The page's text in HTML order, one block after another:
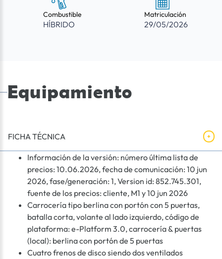
Combustible
HÍBRIDO
Matriculación
29/05/2026
Equipamiento
FICHA TÉCNICA
Información de la versión: número última lista de
precios: 10.06.2026, fecha de comunicación: 10 jun
2026, fase/generación: 1, Version id: 852.745.301,
fuente de los precios: cliente, M1 y 10 jun 2026
Carrocería tipo berlina con portón con 5 puertas,
batalla corta, volante al lado izquierdo, código de
plataforma: e-Platform 3.0, carrocería & puertas
(local): berlina con portón de 5 puertas
Cuatro frenos de disco siendo dos ventilados